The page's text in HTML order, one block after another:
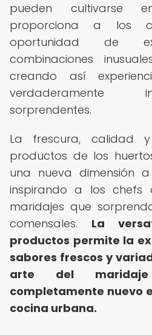
pueden cultivarse
proporciona a los
oportunidad de
combinaciones
creando así
verdaderamente
sorprendentes.
La frescura, calidad
productos de los
una nueva dimensión
inspirando a los
maridajes que
comensales. La
productos permite la
sabores frescos y
arte del
completamente nuevo
cocina urbana.